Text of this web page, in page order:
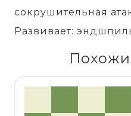
сокрушительная
Развивает: